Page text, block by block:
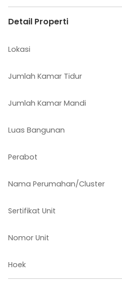
Detail Properti
Lokasi
Jumlah Kamar Tidur
Jumlah Kamar Mandi
Luas Bangunan
Perabot
Nama Perumahan/Cluster
Sertifikat Unit
Nomor Unit
Hoek